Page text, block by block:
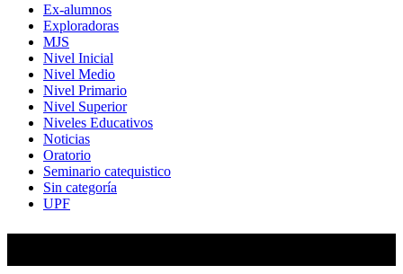
Ex-alumnos
Exploradoras
MJS
Nivel Inicial
Nivel Medio
Nivel Primario
Nivel Superior
Niveles Educativos
Noticias
Oratorio
Seminario catequistico
Sin categoría
UPF